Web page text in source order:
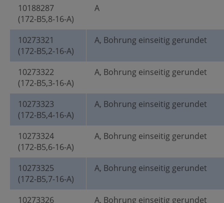
10188287
(172-B5,8-16-A)
A
10273321
(172-B5,2-16-A)
A, Bohrung einseitig gerundet
10273322
(172-B5,3-16-A)
A, Bohrung einseitig gerundet
10273323
(172-B5,4-16-A)
A, Bohrung einseitig gerundet
10273324
(172-B5,6-16-A)
A, Bohrung einseitig gerundet
10273325
(172-B5,7-16-A)
A, Bohrung einseitig gerundet
10273326
A, Bohrung einseitig gerundet